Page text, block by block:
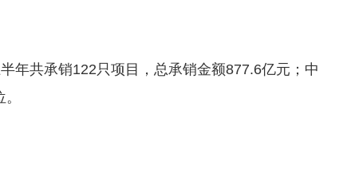
年共承销122只项目，总承销金额877.6亿元；中